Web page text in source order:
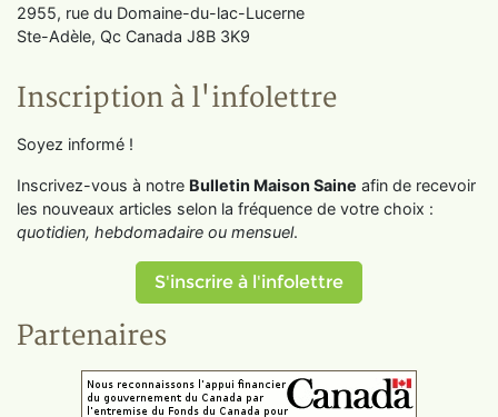
2955, rue du Domaine-du-lac-Lucerne
Ste-Adèle, Qc Canada J8B 3K9
Inscription à l'infolettre
Soyez informé !
Inscrivez-vous à notre Bulletin Maison Saine afin de recevoir
les nouveaux articles selon la fréquence de votre choix :
quotidien, hebdomadaire ou mensuel.
S'inscrire à l'infolettre
Partenaires